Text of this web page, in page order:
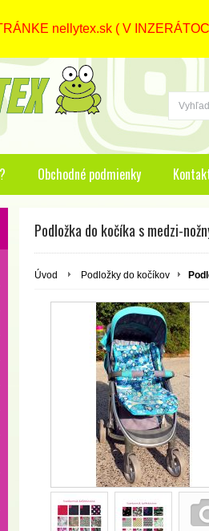
nellytex.sk ( V
Obchodné podmienky
Podložka do kočíka s medzi-
Úvod Podložky do kočíkov